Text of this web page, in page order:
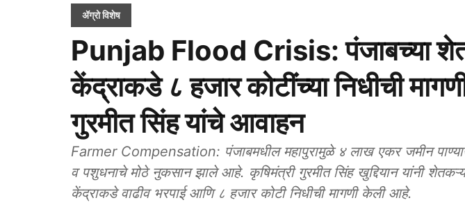
ॲग्रो विशेष
Punjab Flood Crisis: पंजाबच्या
केंद्राकडे ८ हजार कोटींच्या निधीची
गुरमीत सिंह यांचे आवाहन
Farmer Compensation: पंजाबमधील महापुरामुळे ४ लाख एकर जमीन
व पशुधनाचे मोठे नुकसान झाले आहे. कृषिमंत्री गुरमीत सिंह खुद्दियान यांनी
केंद्राकडे वाढीव भरपाई आणि ८ हजार कोटी निधीची मागणी केली आहे.